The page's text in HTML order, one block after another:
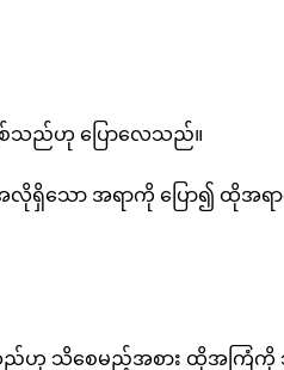
ြစ်သည်ဟု ပြောလေသည်။
သော အရာကို ပြော၍ ထိုအရ
ည်ဟု သိစေမည့်အစား ထိုအကြံကို